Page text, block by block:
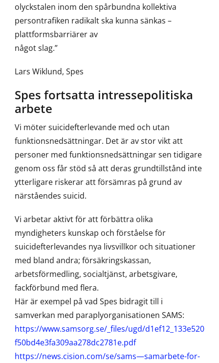
olyckstalen inom den spårbundna kollektiva
persontrafiken radikalt ska kunna sänkas –
plattformsbarriärer av
något slag.”
Lars Wiklund, Spes
Spes fortsatta intressepolitiska
arbete
Vi möter suicidefterlevande med och utan
funktionsnedsättningar. Det är av stor vikt att
personer med funktionsnedsättningar sen tidigare
genom oss får stöd så att deras grundtillstånd inte
ytterligare riskerar att försämras på grund av
närståendes suicid.
Vi arbetar aktivt för att förbättra olika
myndigheters kunskap och förståelse för
suicidefterlevandes nya livsvillkor och situationer
med bland andra; försäkringskassan,
arbetsförmedling, socialtjänst, arbetsgivare,
fackförbund med flera.
Här är exempel på vad Spes bidragit till i
samverkan med paraplyorganisationen SAMS:
https://www.samsorg.se/_files/ugd/d1ef12_133e520
f50bd4e3fa309aa278dc2781e.pdf
https://news.cision.com/se/sams—samarbete-for-